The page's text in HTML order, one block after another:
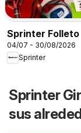
Sprinter Folleto
04/07 - 30/08/2026
Sprinter
Sprinter
sus